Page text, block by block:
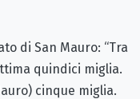
di San Mauro: “Tra
quindici miglia.
cinque miglia.